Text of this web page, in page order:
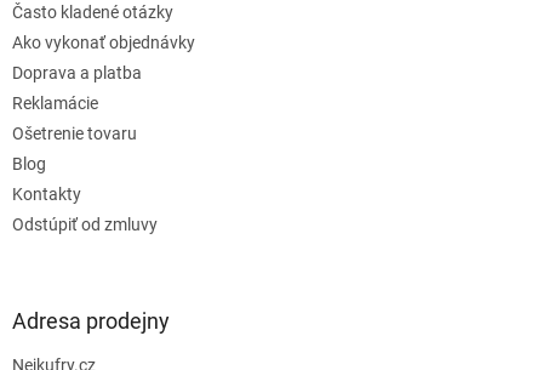
Často kladené otázky
Ako vykonať objednávky
Doprava a platba
Reklamácie
Ošetrenie tovaru
Blog
Kontakty
Odstúpiť od zmluvy
Adresa prodejny
Nejkufry.cz